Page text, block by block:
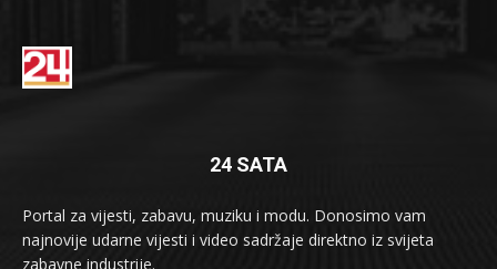
24 SATA
Portal za vijesti, zabavu, muziku i modu. Donosimo vam
najnovije udarne vijesti i video sadržaje direktno iz svijeta
zabavne industrije.